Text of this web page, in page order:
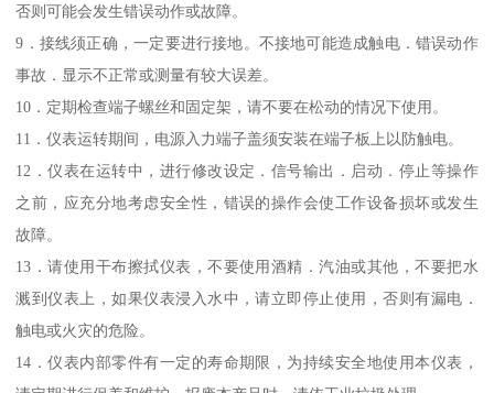
否则可能会发生错误动作或故障。
9．接线须正确，一定要进行接地。不接地可能造成触电．错误动作
事故．显示不正常或测量有较大误差。
10．定期检查端子螺丝和固定架，请不要在松动的情况下使用。
11．仪表运转期间，电源入力端子盖须安装在端子板上以防触电。
12．仪表在运转中，进行修改设定．信号输出．启动．停止等操作
之前，应充分地考虑安全性，错误的操作会使工作设备损坏或发生
故障。
13．请使用干布擦拭仪表，不要使用酒精．汽油或其他，不要把水
溅到仪表上，如果仪表浸入水中，请立即停止使用，否则有漏电．
触电或火灾的危险。
14．仪表内部零件有一定的寿命期限，为持续安全地使用本仪表，